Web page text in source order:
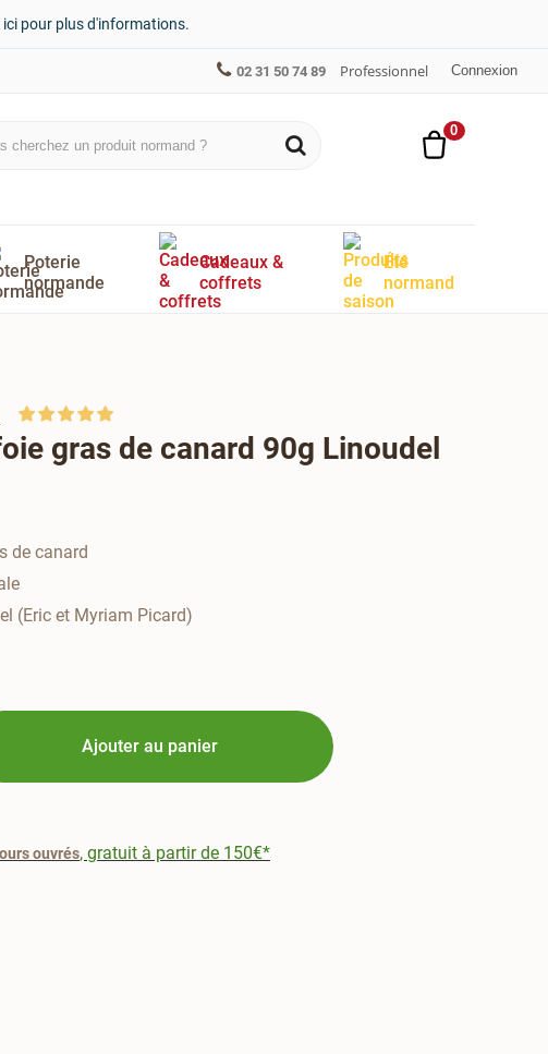
pour plus d'informations.
02 31 50 74 89 Professionnel Connexion
0
Poterie
normande
Cadeaux &
coffrets
Été
normand
gras de canard 90g Linoudel
de canard
(Eric et Myriam Picard)
Ajouter au panier
ouvrés, gratuit à partir de 150€*